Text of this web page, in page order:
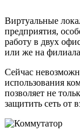
Виртуальные
предприятия,
работу в двух
или же на
Сейчас
использования
позволяет не
защитить сеть от